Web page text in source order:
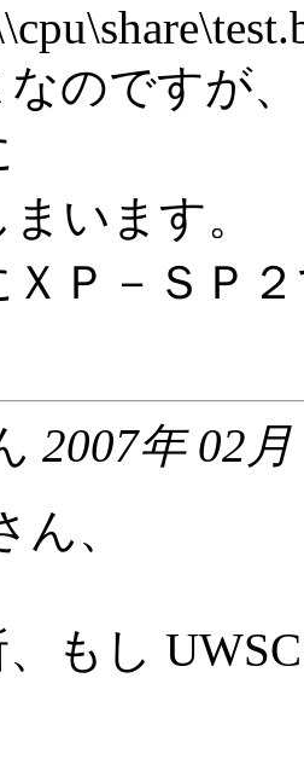
なのですが
います。
ＸＰ－ＳＰ
2007年 02
ん、
もし